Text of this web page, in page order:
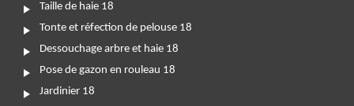
Taille de haie 18
Tonte et réfection de pelouse 18
Dessouchage arbre et haie 18
Pose de gazon en rouleau 18
Jardinier 18